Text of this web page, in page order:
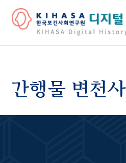
간행물 변천사